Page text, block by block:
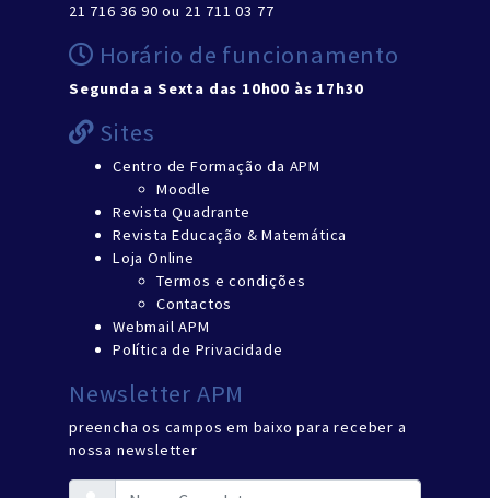
21 716 36 90 ou 21 711 03 77
Horário de funcionamento
Segunda a Sexta das 10h00 às 17h30
Sites
Centro de Formação da APM
Moodle
Revista Quadrante
Revista Educação & Matemática
Loja Online
Termos e condições
Contactos
Webmail APM
Política de Privacidade
Newsletter APM
preencha os campos em baixo para receber a
nossa newsletter